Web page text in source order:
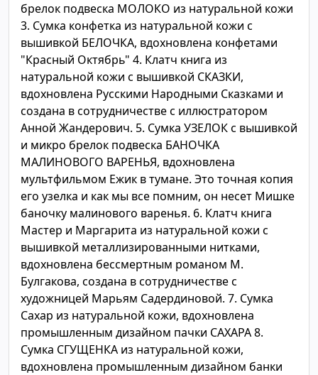
брелок подвеска МОЛОКО из натуральной кожи
3. Сумка конфетка из натуральной кожи с
вышивкой БЕЛОЧКА, вдохновлена конфетами
"Красный Октябрь" 4. Клатч книга из
натуральной кожи с вышивкой СКАЗКИ,
вдохновлена Русскими Народными Сказками и
создана в сотрудничестве с иллюстратором
Анной Жандерович. 5. Сумка УЗЕЛОК с вышивкой
и микро брелок подвеска БАНОЧКА
МАЛИНОВОГО ВАРЕНЬЯ, вдохновлена
мультфильмом Ежик в тумане. Это точная копия
его узелка и как мы все помним, он несет Мишке
баночку малинового варенья. 6. Клатч книга
Мастер и Маргарита из натуральной кожи с
вышивкой металлизированными нитками,
вдохновлена бессмертным романом М.
Булгакова, создана в сотрудничестве с
художницей Марьям Садердиновой. 7. Сумка
Сахар из натуральной кожи, вдохновлена
промышленным дизайном пачки САХАРА 8.
Сумка СГУЩЕНКА из натуральной кожи,
вдохновлена промышленным дизайном банки